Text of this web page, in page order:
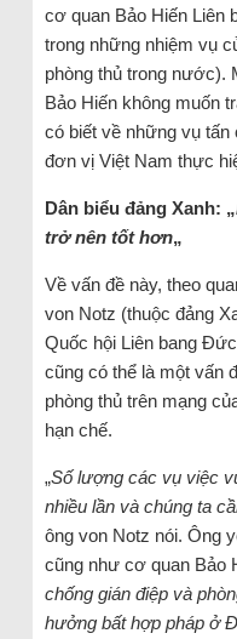
cơ quan Bảo Hiến Liên
trong những nhiệm vụ
phòng thủ trong nước).
Bảo Hiến không muốn
có biết về những vụ tấn
đơn vị Việt Nam thực
Dân biểu đảng Xanh: „
trở nên tốt hơn„
Về vấn đề này, theo
von Notz (thuộc đảng
Quốc hội Liên bang
cũng có thể là một vấn
phòng thủ trên mạng
hạn chế.
„Số lượng các vụ việc
nhiều lần và chúng ta
ông von Notz nói. Ông
cũng như cơ quan Bảo
chống gián điệp và
hưởng bất hợp pháp ở